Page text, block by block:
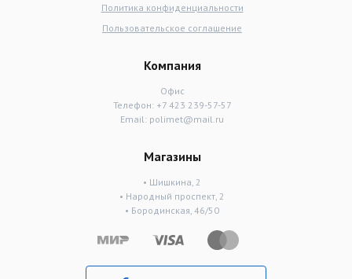
Политика конфиденциальности
Пользовательское соглашение
Компания
Офис
Телефон: +7 423 239-57-57
Email: polimet@mail.ru
Магазины
• Шишкина, 2
• Народный проспект, 2
• Бородинская, 46/50